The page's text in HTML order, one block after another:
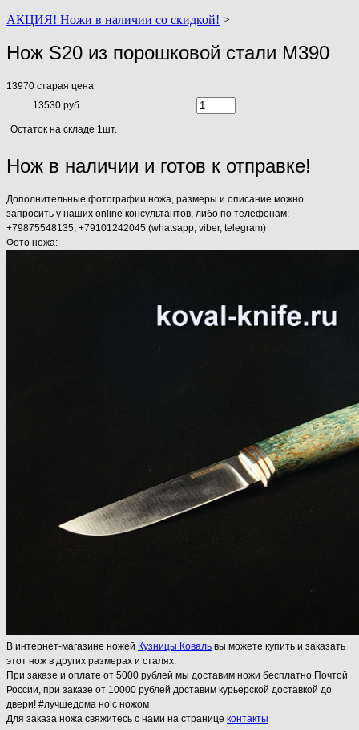
АКЦИЯ! Ножи в наличии со скидкой! >
Нож S20 из порошковой стали M390
13970 старая цена
13530 руб.
Остаток на складе 1шт.
Нож в наличии и готов к отправке!
Дополнительные фотографии ножа, размеры и описание можно
запросить у наших online консультантов, либо по телефонам:
+79875548135, +79101242045 (whatsapp, viber, telegram)
Фото ножа:
В интернет-магазине ножей Кузницы Коваль вы можете купить и заказать
этот нож в других размерах и сталях.
При заказе и оплате от 5000 рублей мы доставим ножи бесплатно Почтой
России, при заказе от 10000 рублей доставим курьерской доставкой до
двери! #лучшедома но с ножом
Для заказа ножа свяжитесь с нами на странице контакты